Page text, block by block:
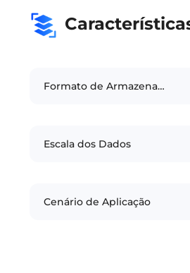
Formato de Armazenamento
Escala dos Dados
Cenário de Aplicação